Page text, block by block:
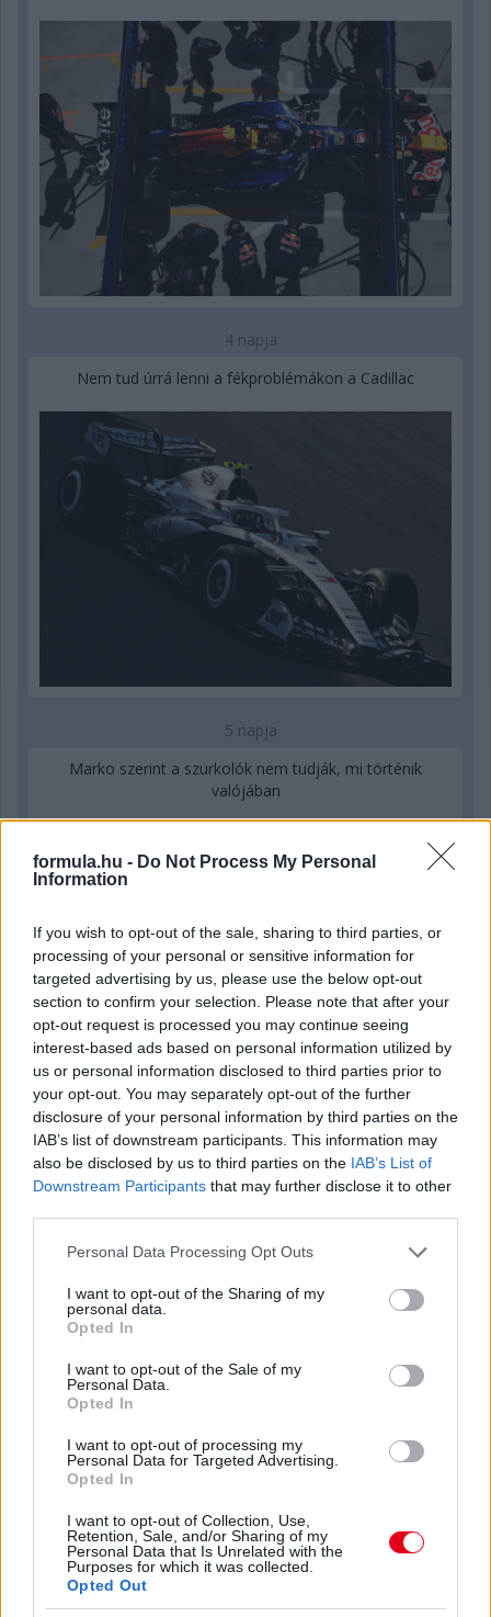
formula.hu - Do Not Process My Personal
Information
If you wish to opt-out of the sale, sharing to third parties, or
processing of your personal or sensitive information for
targeted advertising by us, please use the below opt-out
section to confirm your selection. Please note that after your
opt-out request is processed you may continue seeing
interest-based ads based on personal information utilized by
us or personal information disclosed to third parties prior to
your opt-out. You may separately opt-out of the further
disclosure of your personal information by third parties on the
IAB’s list of downstream participants. This information may
also be disclosed by us to third parties on the IAB’s List of
Downstream Participants that may further disclose it to other
Please note that this website/app uses one or more Google
not limited to your visit or usage behaviour. You may click to
grant or deny consent to Google and its third-party tags to
use your data for below specified purposes in below Google
consent section.
Personal Data Processing Opt Outs
I want to opt-out of the Sharing of my
personal data.
Opted In
I want to opt-out of the Sale of my
Personal Data.
Opted In
I want to opt-out of processing my
Personal Data for Targeted Advertising.
Opted In
I want to opt-out of Collection, Use,
Retention, Sale, and/or Sharing of my
Personal Data that Is Unrelated with the
Purposes for which it was collected.
Opted Out
4 napja
Nem tud úrrá lenni a fékproblémákon a Cadillac
5 napja
Marko szerint a szurkolók nem tudják, mi történik
valójában
További tartalmak
Az üzleti technológia új arculata
A lucfenyő deszka felhasználási lehetőségei
Prémium Autóház Kft.: Öt autómárka Hatvanban